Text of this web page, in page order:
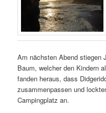
Am nächsten Abend stiegen
Baum, welcher den Kindern
fanden heraus, dass
zusammenpassen und
Campingplatz an.